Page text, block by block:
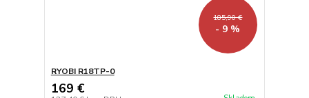
185,90 €
- 9 %
RYOBI R18TP-0
169 €